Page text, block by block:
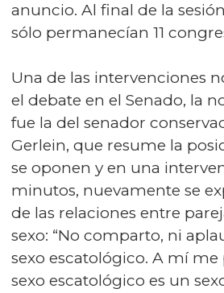
anuncio. Al final de la
sólo permanecían 11
Una de las intervenciones
el debate en el Senado, la
fue la del senador
Gerlein, que resume la
se oponen y en una
minutos, nuevamente se
de las relaciones entre
sexo: “No comparto, ni
sexo escatológico. A mí me
sexo escatológico es un